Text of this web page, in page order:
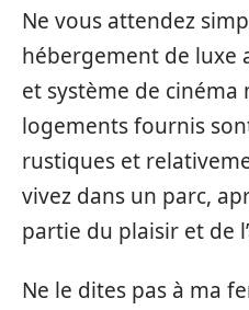
Ne vous attendez
hébergement de luxe
et système de cinéma
logements fournis
rustiques et
vivez dans un parc,
partie du plaisir et de
Ne le dites pas à ma